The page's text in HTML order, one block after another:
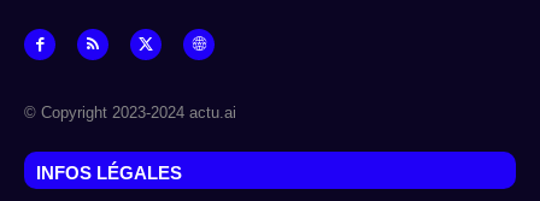
© Copyright 2023-2024 actu.ai
INFOS LÉGALES